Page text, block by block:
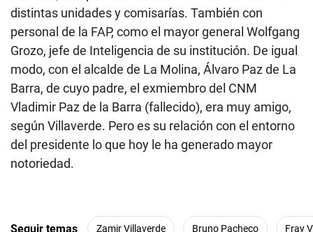
Juzgado Civil Permanente de la Corte Superior de
Justicia de Cañete anuló todo lo actuado respecto a
la demanda que presentó Avigail Huapaya. De igual
modo, la demanda fue dejada sin efecto.
—Contactos claves—
Fray Vásquez Castillo, de 31 años, es una de las
personas de mayor confianza del presidente
Castillo. Es hijo de su hermana Adelinda y fue uno de
De acuerdo con la Sunat, Vásquez está relacionado